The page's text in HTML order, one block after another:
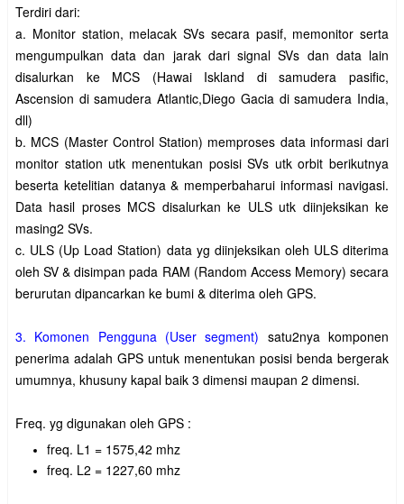
Terdiri dari:
a. Monitor station, melacak SVs secara pasif, memonitor serta
mengumpulkan data dan jarak dari signal SVs dan data lain
disalurkan ke MCS (Hawai Iskland di samudera pasific,
Ascension di samudera Atlantic,Diego Gacia di samudera India,
dll)
b. MCS (Master Control Station) memproses data informasi dari
monitor station utk menentukan posisi SVs utk orbit berikutnya
beserta ketelitian datanya & memperbaharui informasi navigasi.
Data hasil proses MCS disalurkan ke ULS utk diinjeksikan ke
masing2 SVs.
c. ULS (Up Load Station) data yg diinjeksikan oleh ULS diterima
oleh SV & disimpan pada RAM (Random Access Memory) secara
berurutan dipancarkan ke bumi & diterima oleh GPS.
3. Komonen Pengguna (User segment) satu2nya komponen
penerima adalah GPS untuk menentukan posisi benda bergerak
umumnya, khusuny kapal baik 3 dimensi maupan 2 dimensi.
Freq. yg digunakan oleh GPS :
freq. L1 = 1575,42 mhz
freq. L2 = 1227,60 mhz